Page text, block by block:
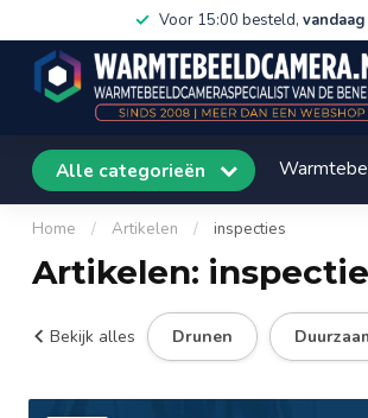
Voor 15:00 besteld,
Alle categorieën
Home / Artikelen / inspecties
Artikelen:
Bekijk alles Drunen